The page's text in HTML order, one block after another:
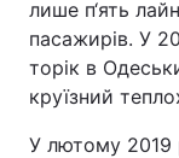
лише п‘ять
пасажирів. У
торік в
круїзний
У лютому 2019